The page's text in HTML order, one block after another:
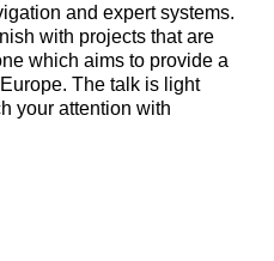
and expert systems.
with projects that are
which aims to provide a
The talk is light
your attention with